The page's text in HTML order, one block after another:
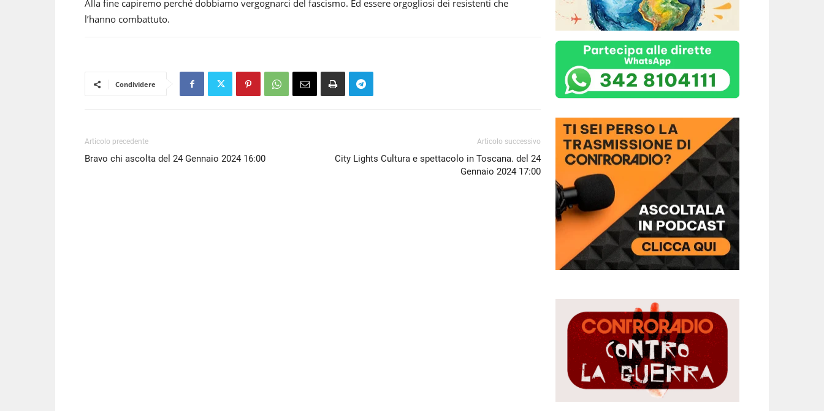
Alla fine capiremo perché dobbiamo vergognarci del fascismo. Ed essere orgogliosi dei resistenti che
l’hanno combattuto.
Condividere
Articolo precedente
Bravo chi ascolta del 24 Gennaio 2024 16:00
Articolo successivo
City Lights Cultura e spettacolo in Toscana. del 24
Gennaio 2024 17:00